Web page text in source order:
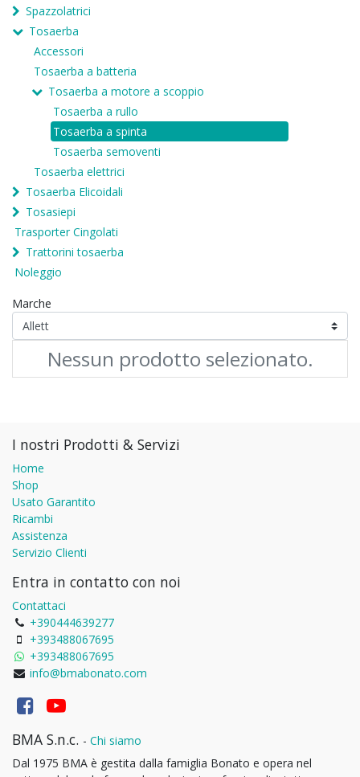
Spazzolatrici
Tosaerba
Accessori
Tosaerba a batteria
Tosaerba a motore a scoppio
Tosaerba a rullo
Tosaerba a spinta
Tosaerba semoventi
Tosaerba elettrici
Tosaerba Elicoidali
Tosasiepi
Trasporter Cingolati
Trattorini tosaerba
Noleggio
Marche
Nessun prodotto selezionato.
I nostri Prodotti & Servizi
Home
Shop
Usato Garantito
Ricambi
Assistenza
Servizio Clienti
Entra in contatto con noi
Contattaci
+390444639277
+393488067695
+393488067695
info@bmabonato.com
BMA S.n.c. - Chi siamo
Dal 1975 BMA è gestita dalla famiglia Bonato e opera nel